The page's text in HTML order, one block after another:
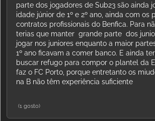
parte dos jogadores de Sub23 são ainda
idade júnior de 1º e 2º ano, ainda com os
contratos profissionais do Benfica. Para
terias que manter grande parte dos
jogar nos juniores enquanto a maior
1º ano ficavam a comer banco. E ainda
buscar refugo para compor o plantel da
faz o FC Porto, porque entretanto os
na B não têm experiência suficiente
(1 gosto)